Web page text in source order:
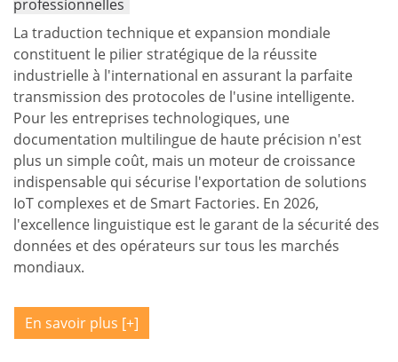
professionnelles
La traduction technique et expansion mondiale
constituent le pilier stratégique de la réussite
industrielle à l'international en assurant la parfaite
transmission des protocoles de l'usine intelligente.
Pour les entreprises technologiques, une
documentation multilingue de haute précision n'est
plus un simple coût, mais un moteur de croissance
indispensable qui sécurise l'exportation de solutions
IoT complexes et de Smart Factories. En 2026,
l'excellence linguistique est le garant de la sécurité des
données et des opérateurs sur tous les marchés
mondiaux.
En savoir plus